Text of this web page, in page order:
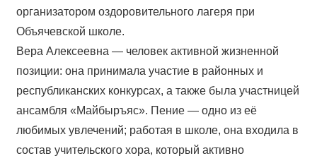
организатором оздоровительного лагеря при
Объячевской школе.
Вера Алексеевна — человек активной жизненной
позиции: она принимала участие в районных и
республиканских конкурсах, а также была участницей
ансамбля «Майбыръяс». Пение — одно из её
любимых увлечений; работая в школе, она входила в
состав учительского хора, который активно